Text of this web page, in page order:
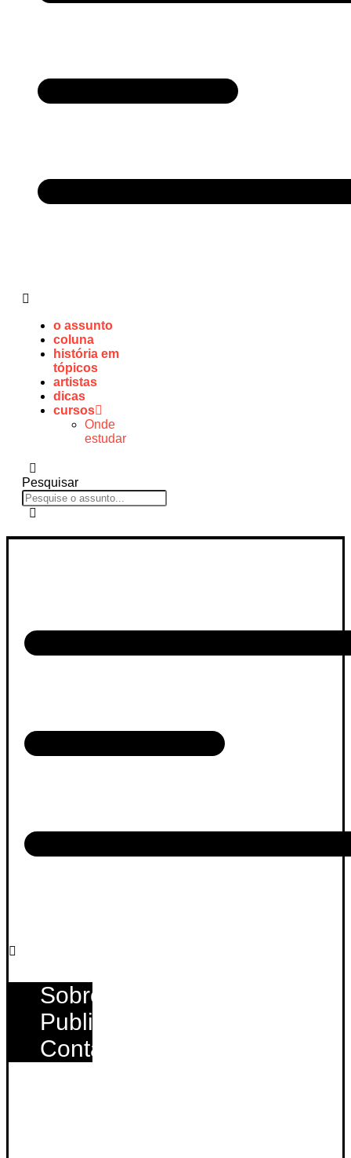
o assunto
coluna
história em
tópicos
artistas
dicas
cursos
Onde
estudar
Pesquisar
Sobre
Publique
Contato